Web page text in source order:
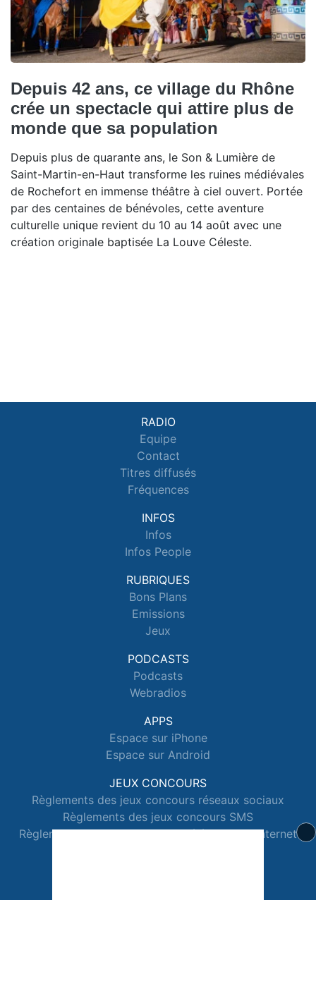
Depuis 42 ans, ce village du Rhône
crée un spectacle qui attire plus de
monde que sa population
Depuis plus de quarante ans, le Son & Lumière de
Saint-Martin-en-Haut transforme les ruines médiévales
de Rochefort en immense théâtre à ciel ouvert. Portée
par des centaines de bénévoles, cette aventure
culturelle unique revient du 10 au 14 août avec une
création originale baptisée La Louve Céleste.
RADIO
Equipe
Contact
Titres diffusés
Fréquences
INFOS
Infos
Infos People
RUBRIQUES
Bons Plans
Emissions
Jeux
PODCASTS
Podcasts
Webradios
APPS
Espace sur iPhone
Espace sur Android
JEUX CONCOURS
Règlements des jeux concours réseaux sociaux
Règlements des jeux concours SMS
Règlements des jeux concours téléphone et internet